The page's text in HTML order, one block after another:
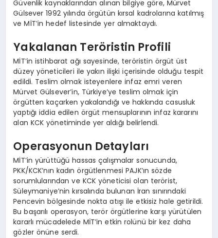
Güvenlik kaynaklarından alınan bilgiye göre, Mürvet
Gülsever 1992 yılında örgütün kırsal kadrolarına katılmış
ve MİT’in hedef listesinde yer almaktaydı.
Yakalanan Teröristin Profili
MİT’in istihbarat ağı sayesinde, teröristin örgüt üst
düzey yöneticileri ile yakın ilişki içerisinde olduğu tespit
edildi. Teslim olmak isteyenlere infaz emri veren
Mürvet Gülsever’in, Türkiye’ye teslim olmak için
örgütten kaçarken yakalandığı ve hakkında casusluk
yaptığı iddia edilen örgüt mensuplarının infaz kararını
alan KCK yönetiminde yer aldığı belirlendi.
Operasyonun Detayları
MİT’in yürüttüğü hassas çalışmalar sonucunda,
PKK/KCK’nın kadın örgütlenmesi PAJK’ın sözde
sorumlularından ve KCK yöneticisi olan terörist,
Süleymaniye’nin kırsalında bulunan İran sınırındaki
Pencevin bölgesinde nokta atışı ile etkisiz hale getirildi.
Bu başarılı operasyon, terör örgütlerine karşı yürütülen
kararlı mücadelede MİT’in etkin rolünü bir kez daha
gözler önüne serdi.